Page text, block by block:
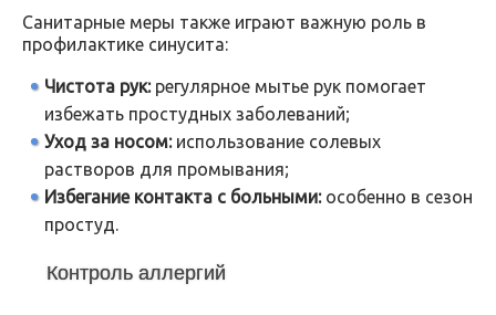
Санитарные меры также играют важную роль в
профилактике синусита:
Чистота рук:регулярное мытье рук помогает
избежать простудных заболеваний;
Уход за носом:использование солевых
растворов для промывания;
Избегание контакта с больными:особенно в сезон
простуд.
Контроль аллергий